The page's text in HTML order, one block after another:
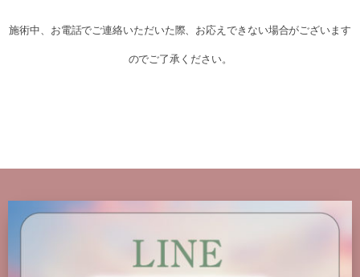
施術中、お電話でご連絡いただいた際、お応えできない場合がございます
のでご了承ください。